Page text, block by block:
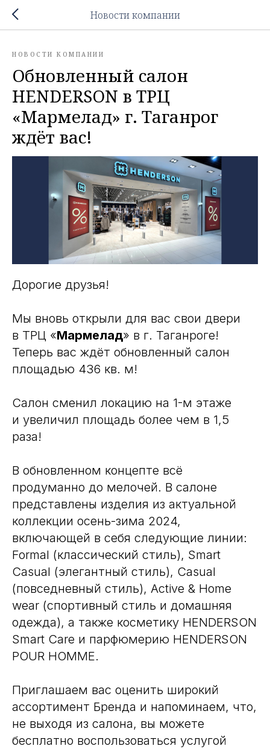
Новости компании
НОВОСТИ КОМПАНИИ
Обновленный салон
HENDERSON в ТРЦ
«Мармелад» г. Таганрог
ждёт вас!
Дорогие друзья!
Мы вновь открыли для вас свои двери
в ТРЦ «Мармелад» в г. Таганроге!
Теперь вас ждёт обновленный салон
площадью 436 кв. м!
Салон сменил локацию на 1-м этаже
и увеличил площадь более чем в 1,5
раза!
В обновленном концепте всё
продуманно до мелочей. В салоне
представлены изделия из актуальной
коллекции осень-зима 2024,
включающей в себя следующие линии:
Formal (классический стиль), Smart
Casual (элегантный стиль), Casual
(повседневный стиль), Active & Home
wear (спортивный стиль и домашняя
одежда), а также косметику HENDERSON
Smart Care и парфюмерию HENDERSON
POUR HOMME.
Приглашаем вас оценить широкий
ассортимент Бренда и напоминаем, что,
не выходя из салона, вы можете
бесплатно воспользоваться услугой